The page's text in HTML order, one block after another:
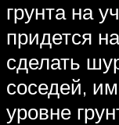
грунта на
придется
сделать
соседей,
уровне